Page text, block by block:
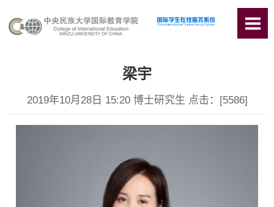
梁宇
2019年10月28日 15:20 博士研究生 点击：[5586]